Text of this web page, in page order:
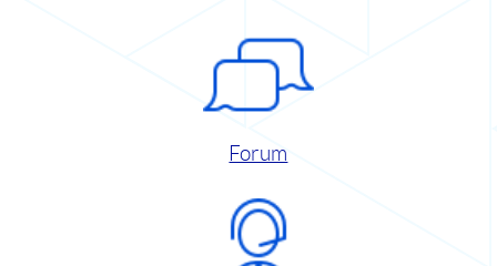
Forum